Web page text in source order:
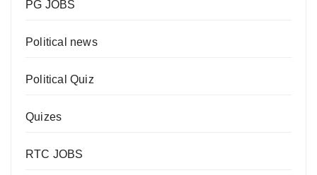
PG JOBS
Political news
Political Quiz
Quizes
RTC JOBS